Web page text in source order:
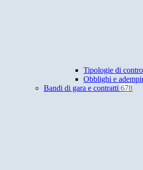
Tipologie di
Obblighi e
Bandi di gara e contratti 678